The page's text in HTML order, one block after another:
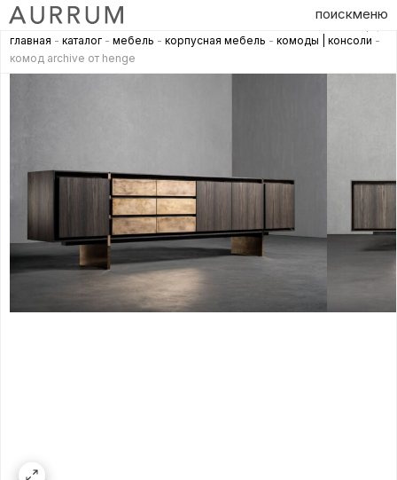
поискменю
главная - каталог - мебель - корпусная мебель - комоды | консоли -
комод archive от henge